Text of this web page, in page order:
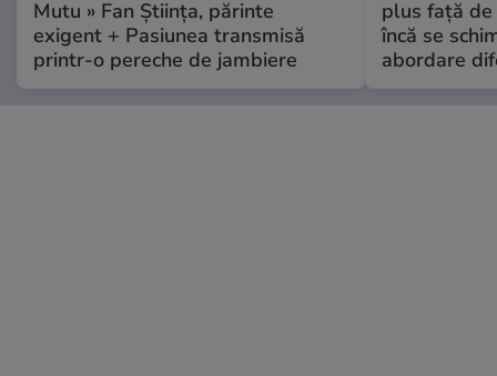
Mutu » Fan Știința, părinte
exigent + Pasiunea transmisă
printr-o pereche de jambiere
plus față de
încă se
abordare